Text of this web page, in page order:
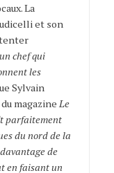
La
et son
chef qui
les
Sylvain
magazine Le
parfaitement
du nord de la
de
en faisant un